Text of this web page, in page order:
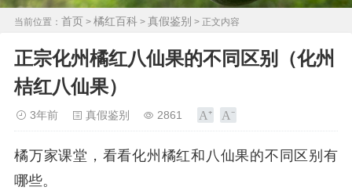
当前位置： 首页 > 橘红百科 > 真假鉴别 > 正文内容
正宗化州橘红八仙果的不同区别（化州
桔红八仙果）
3年前 真假鉴别 2861
橘万家课堂，看看化州橘红和八仙果的不同区别有
哪些。